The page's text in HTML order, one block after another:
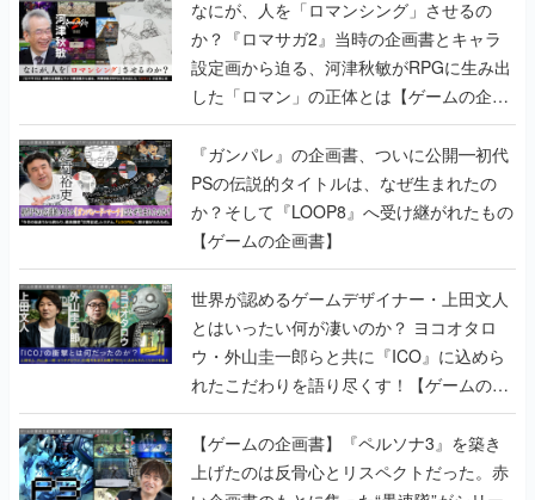
した「ロマン」の正体とは【ゲームの企画
書】
『ガンパレ』の企画書、ついに公開━初代
PSの伝説的タイトルは、なぜ生まれたの
か？そして『LOOP8』へ受け継がれたもの
【ゲームの企画書】
世界が認めるゲームデザイナー・上田文人
とはいったい何が凄いのか？ ヨコオタロ
ウ・外山圭一郎らと共に『ICO』に込めら
れたこだわりを語り尽くす！【ゲームの企
画書】
【ゲームの企画書】『ペルソナ3』を築き
上げたのは反骨心とリスペクトだった。赤
い企画書のもとに集った“愚連隊”がシリー
ズを生まれ変わらせるまで【橋野桂インタ
ビュー】
ゲームの企画書の記事一覧